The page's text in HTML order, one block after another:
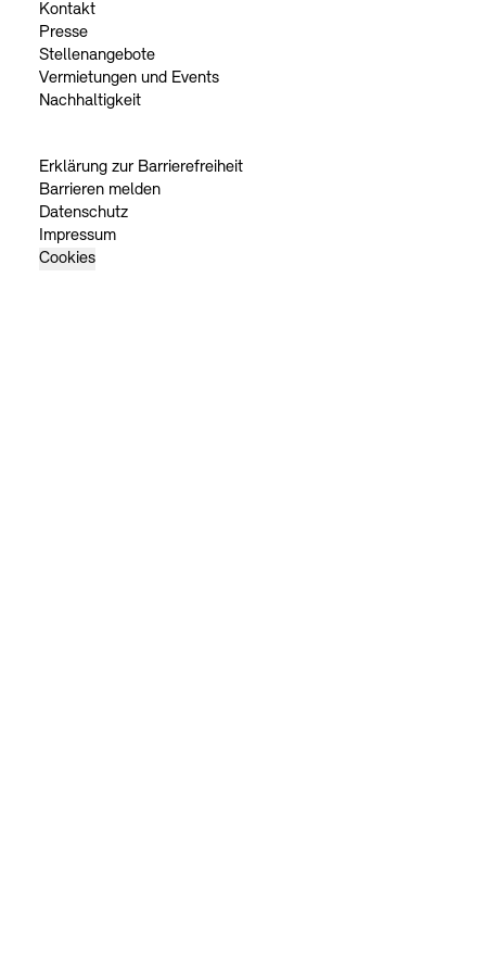
Kontakt
Presse
Stellenangebote
Vermietungen und Events
Nachhaltigkeit
Erklärung zur Barrierefreiheit
Barrieren melden
Datenschutz
Impressum
Cookies